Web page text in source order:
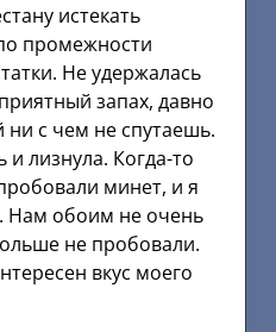
истекать
промежности
Не удержалась
запах, давно
с чем не спутаешь.
лизнула. Когда-то
минет, и я
Нам обоим не очень
не пробовали.
вкус моего